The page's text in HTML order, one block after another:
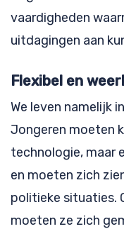
vaardigheden
uitdagingen aan
Flexibel en
We leven namelijk
Jongeren moeten
technologie, maar
en moeten zich
politieke situaties.
moeten ze zich